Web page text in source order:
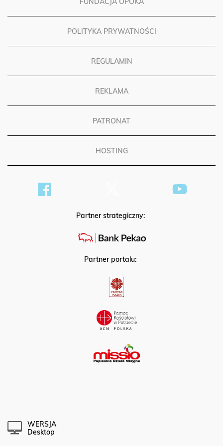
POLITYKA PRYWATNOŚCI
REGULAMIN
REKLAMA
PATRONAT
HOSTING
Partner strategiczny:
Partner portalu:
WERSJA
Desktop